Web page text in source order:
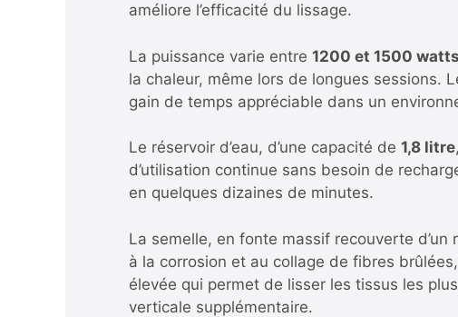
améliore l’efficacité du lissage.
La puissance varie entre 1200 et 1500 watts
la chaleur, même lors de longues sessions.
gain de temps appréciable dans un
Le réservoir d’eau, d’une capacité de 1,8 litre
d’utilisation continue sans besoin de
en quelques dizaines de minutes.
La semelle, en fonte massif recouverte
à la corrosion et au collage de fibres
élevée qui permet de lisser les tissus les
verticale supplémentaire.